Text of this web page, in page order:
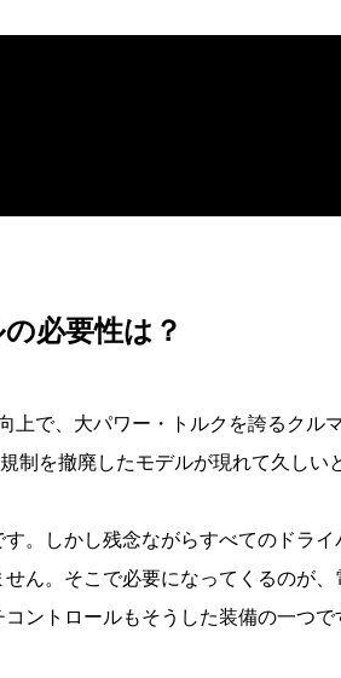
必要性は？
上で、大パワー・トルクを誇るクル
制を撤廃したモデルが現れて久しい
。しかし残念ながらすべてのドラ
ん。そこで必要になってくるのが
ントロールもそうした装備の一つで